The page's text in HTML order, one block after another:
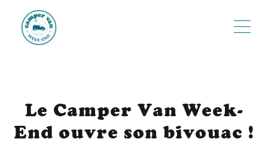
Le Camper Van Week-
End ouvre son bivouac !